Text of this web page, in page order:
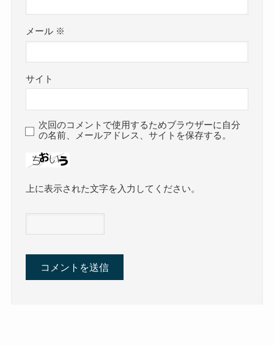
メール ※
サイト
次回のコメントで使用するためブラウザーに自分
の名前、メールアドレス、サイトを保存する。
上に表示された文字を入力してください。